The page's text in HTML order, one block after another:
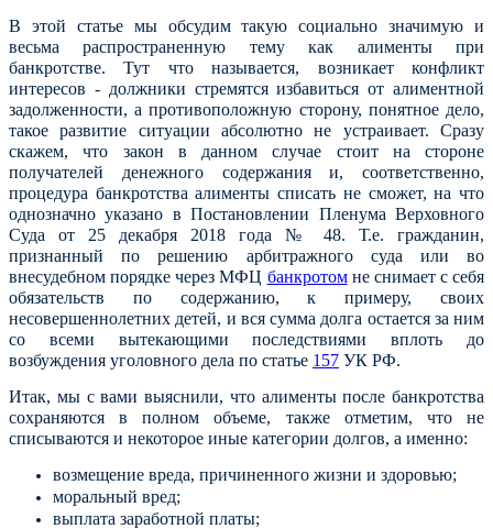
В этой статье мы обсудим такую социально значимую и
весьма распространенную тему как алименты при
банкротстве. Тут что называется, возникает конфликт
интересов - должники стремятся избавиться от алиментной
задолженности, а противоположную сторону, понятное дело,
такое развитие ситуации абсолютно не устраивает. Сразу
скажем, что закон в данном случае стоит на стороне
получателей денежного содержания и, соответственно,
процедура банкротства алименты списать не сможет, на что
однозначно указано в Постановлении Пленума Верховного
Суда от 25 декабря 2018 года № 48. Т.е. гражданин,
признанный по решению арбитражного суда или во
внесудебном порядке через МФЦ банкротомне снимает с себя
обязательств по содержанию, к примеру, своих
несовершеннолетних детей, и вся сумма долга остается за ним
со всеми вытекающими последствиями вплоть до
возбуждения уголовного дела по статье 157 УК РФ.
Итак, мы с вами выяснили, что алименты после банкротства
сохраняются в полном объеме, также отметим, что не
списываются и некоторое иные категории долгов, а именно:
возмещение вреда, причиненного жизни и здоровью;
моральный вред;
выплата заработной платы;